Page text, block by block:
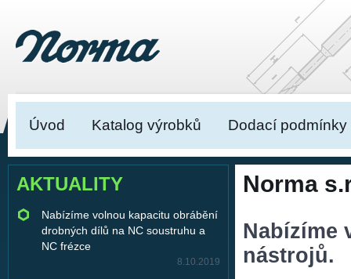
Úvod Katalog výrobků Dodací podmínky
AKTUALITY
Nabízíme volnou kapacitu obrábění
drobných dílů na NC soustruhu a
NC frézce
8.10.2019
Norma
Nabízíme
nástrojů.